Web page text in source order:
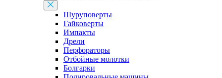
Шуруповерты
Гайковерты
Импакты
Дрели
Перфораторы
Отбойные молотки
Болгарки